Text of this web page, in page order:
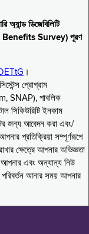
ডিজেবিলিটি
Benefits Survey) পূরণ
।
প্রোগ্রাম
SNAP), পাবলিক
সিকিউরিটি ইনকাম
জন্য আবেদন করা এবং/
প্রতিক্রিয়া সম্পূর্ণরূপে
ক্ষেত্রে আপনার অভিজ্ঞতা
এবং অন্যান্য নিউ
পরিবর্তন আনার সময় আপনার